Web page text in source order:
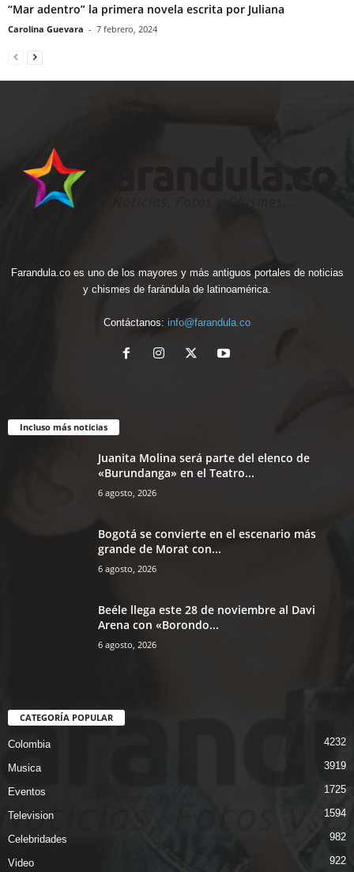
“Mar adentro” la primera novela escrita por Juliana
Carolina Guevara - 7 febrero, 2024
Farandula.co es uno de los mayores y más antiguos portales de noticias
y chismes de farándula de latinoamérica.
Contáctanos: info@farandula.co
Incluso más noticias
Juanita Molina será parte del elenco de
«Burundanga» en el Teatro...
6 agosto, 2026
Bogotá se convierte en el escenario más
grande de Morat con...
6 agosto, 2026
Beéle llega este 28 de noviembre al Davi
Arena con «Borondo...
6 agosto, 2026
CATEGORÍA POPULAR
Colombia 4232
Musica 3919
Eventos 1725
Television 1594
Celebridades 982
Video 922